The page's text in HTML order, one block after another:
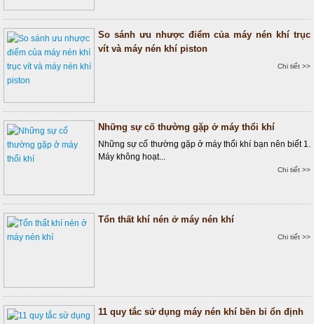
So sánh ưu nhược điểm của máy nén khí trục
vít và máy nén khí piston
Chi tiết >>
Những sự cố thường gặp ở máy thổi khí
Những sự cố thường gặp ở máy thổi khí bạn nên biết 1.
Máy không hoạt...
Chi tiết >>
Tổn thất khí nén ở máy nén khí
Chi tiết >>
11 quy tắc sử dụng máy nén khí bền bỉ ổn định